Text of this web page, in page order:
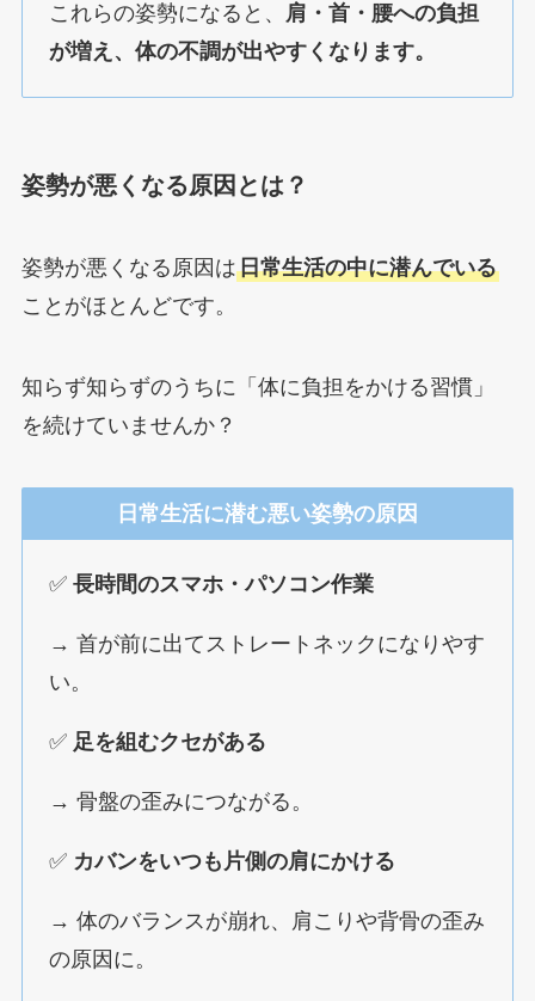
これらの姿勢になると、 肩・首・腰への負担
が増え、体の不調が出やすくなります。
姿勢が悪くなる原因とは？
姿勢が悪くなる原因は日常生活の中に潜んでいる
ことがほとんどです。
知らず知らずのうちに「体に負担をかける習慣」
を続けていませんか？
日常生活に潜む悪い姿勢の原因
✅長時間のスマホ・パソコン作業
→ 首が前に出てストレートネックになりやす
い。
✅ 足を組むクセがある
→ 骨盤の歪みにつながる。
✅ カバンをいつも片側の肩にかける
→ 体のバランスが崩れ、肩こりや背骨の歪み
の原因に。